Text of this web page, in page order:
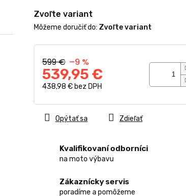
Zvoľte variant
Môžeme doručiť do: Zvoľte variant
599 € –9 %
539,95 €
438,98 € bez DPH
Kvalifikovaní odborníci
na moto výbavu
Zákaznícky servis
poradíme a pomôžeme
Opýtať sa Zdieľať